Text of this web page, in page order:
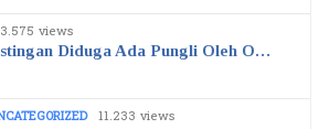
views
Diduga Ada Pungli Oleh O…
11.233 views